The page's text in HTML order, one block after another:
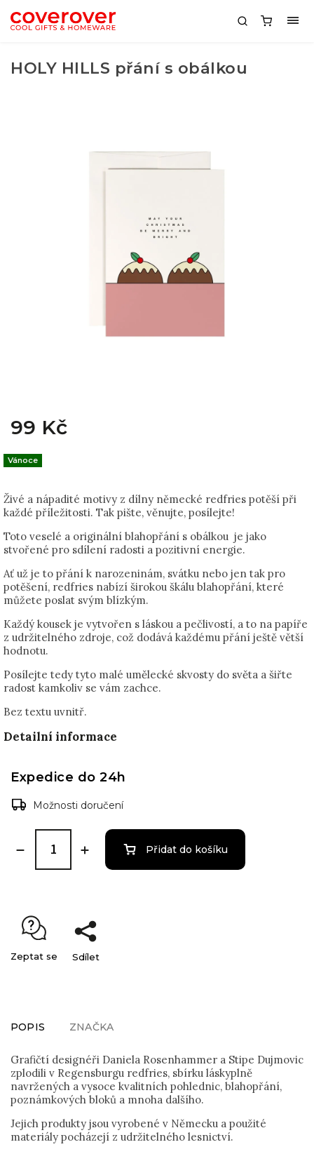
HOLY HILLS přání s obálkou
99 Kč
Živé a nápadité motivy z dílny německé redfries potěší při
každé příležitosti. Tak pište, věnujte, posílejte!
Toto veselé a originální blahopřání s obálkou je jako
stvořené pro sdílení radosti a pozitivní energie.
Ať už je to přání k narozeninám, svátku nebo jen tak pro
potěšení, redfries nabízí širokou škálu blahopřání, které
můžete poslat svým blízkým.
Každý kousek je vytvořen s láskou a pečlivostí, a to na papíře
z udržitelného zdroje, což dodává každému přání ještě větší
hodnotu.
Posílejte tedy tyto malé umělecké skvosty do světa a šiřte
radost kamkoliv se vám zachce.
Bez textu uvnitř.
Detailní informace
Vánoce
Expedice do 24h
Možnosti doručení
Přidat do košíku
Zeptat se Sdílet
POPIS ZNAČKA
Grafičtí designéři Daniela Rosenhammer a Stipe Dujmovic
zplodili v Regensburgu redfries, sbírku láskyplně
navržených a vysoce kvalitních pohlednic, blahopřání,
poznámkových bloků a mnoha dalšího.
Jejich produkty jsou vyrobené v Německu a použité
materiály pocházejí z udržitelného lesnictví.